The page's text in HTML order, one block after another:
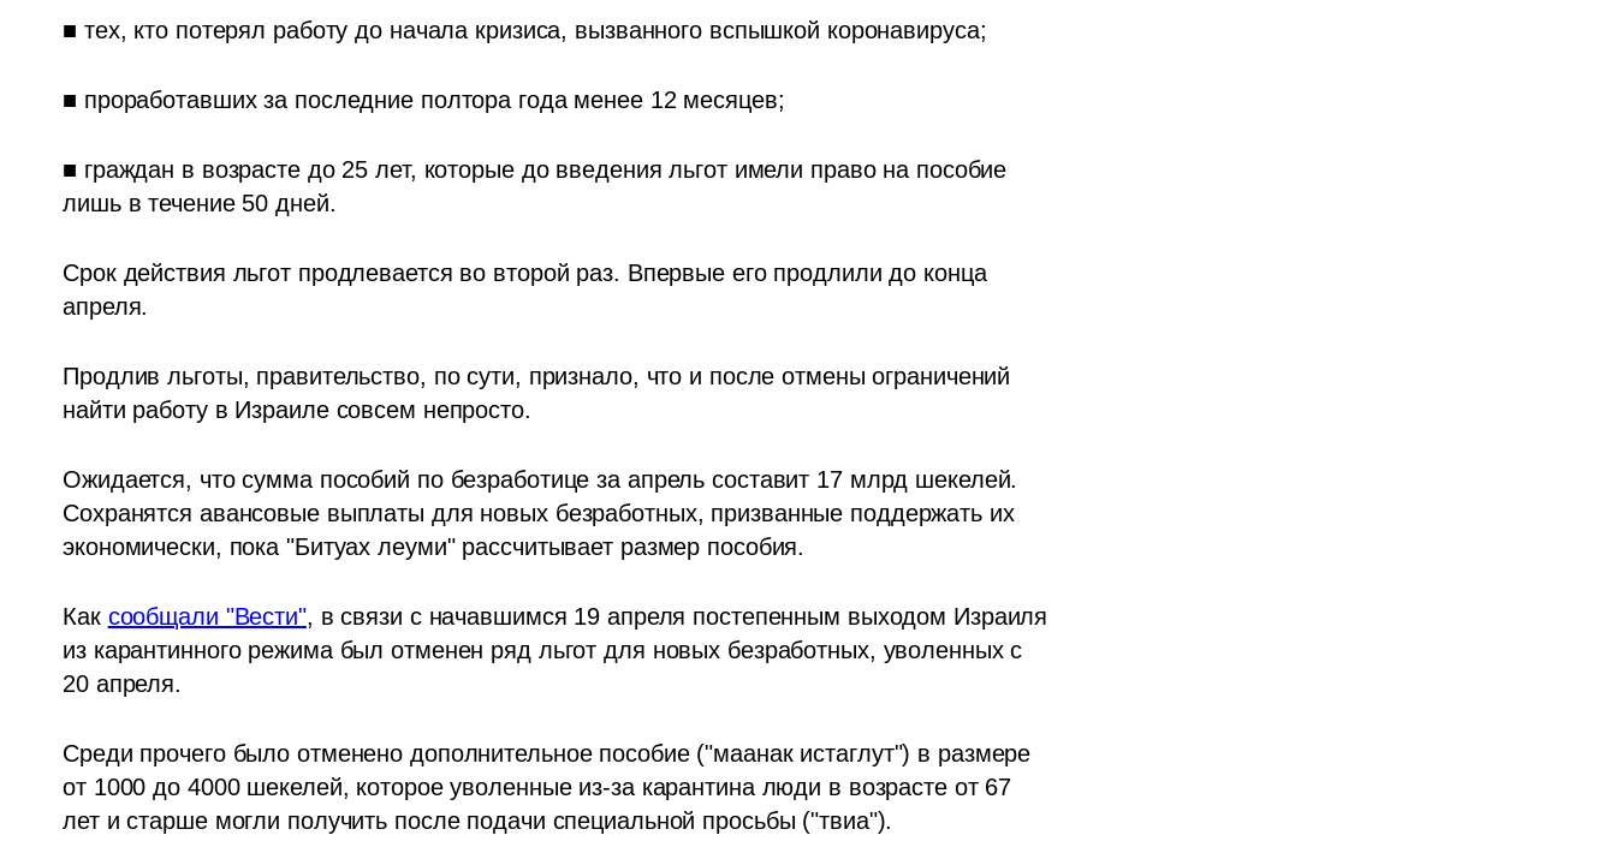
■ тех, кто потерял работу до начала кризиса, вызванного вспышкой коронавируса;
■ проработавших за последние полтора года менее 12 месяцев;
■ граждан в возрасте до 25 лет, которые до введения льгот имели право на пособие
лишь в течение 50 дней.
Срок действия льгот продлевается во второй раз. Впервые его продлили до конца
апреля.
Продлив льготы, правительство, по сути, признало, что и после отмены ограничений
найти работу в Израиле совсем непросто.
Ожидается, что сумма пособий по безработице за апрель составит 17 млрд шекелей.
Сохранятся авансовые выплаты для новых безработных, призванные поддержать их
экономически, пока "Битуах леуми" рассчитывает размер пособия.
Как сообщали "Вести", в связи с начавшимся 19 апреля постепенным выходом Израиля
из карантинного режима был отменен ряд льгот для новых безработных, уволенных с
20 апреля.
Среди прочего было отменено дополнительное пособие ("маанак истаглут") в размере
от 1000 до 4000 шекелей, которое уволенные из-за карантина люди в возрасте от 67
лет и старше могли получить после подачи специальной просьбы ("твиа").